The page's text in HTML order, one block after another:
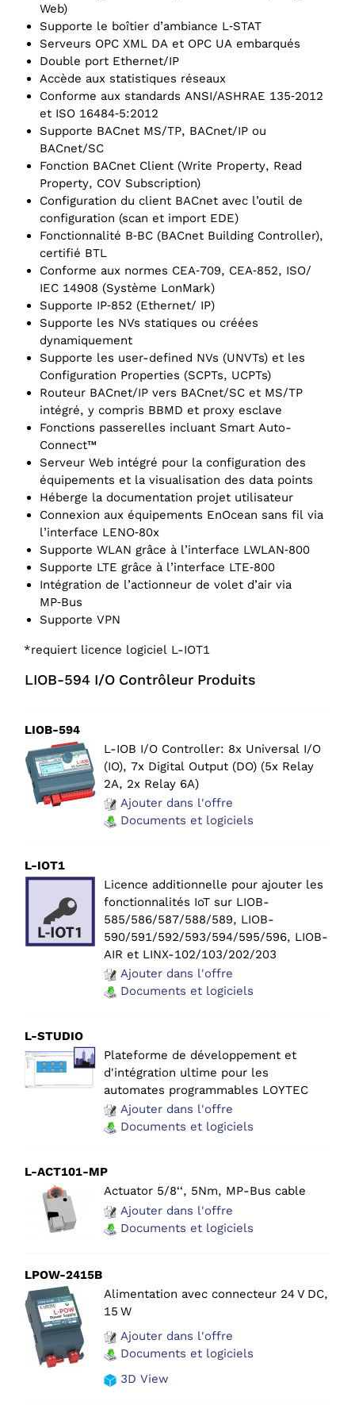
Web)
Supporte le boîtier d’ambiance L‑STAT
Serveurs OPC XML DA et OPC UA embarqués
Double port Ethernet/IP
Accède aux statistiques réseaux
Conforme aux standards ANSI/ASHRAE 135‑2012
et ISO 16484‑5:2012
Supporte BACnet MS/TP, BACnet/IP ou
BACnet/SC
Fonction BACnet Client (Write Property, Read
Property, COV Subscription)
Configuration du client BACnet avec l’outil de
configuration (scan et import EDE)
Fonctionnalité B‑BC (BACnet Building Controller),
certifié BTL
Conforme aux normes CEA‑709, CEA‑852, ISO/
IEC 14908 (Système LonMark)
Supporte IP‑852 (Ethernet/ IP)
Supporte les NVs statiques ou créées
dynamiquement
Supporte les user-defined NVs (UNVTs) et les
Configuration Properties (SCPTs, UCPTs)
Routeur BACnet/IP vers BACnet/SC et MS/TP
intégré, y compris BBMD et proxy esclave
Fonctions passerelles incluant Smart Auto-
Connect™
Serveur Web intégré pour la configuration des
équipements et la visualisation des data points
Héberge la documentation projet utilisateur
Connexion aux équipements EnOcean sans fil via
l’interface LENO‑80x
Supporte WLAN grâce à l’interface LWLAN‑800
Supporte LTE grâce à l’interface LTE‑800
Intégration de l’actionneur de volet d’air via
MP‑Bus
Supporte VPN
*requiert licence logiciel L-IOT1
LIOB-594 I/O Contrôleur Produits
LIOB-594
L-IOB I/O Controller: 8x Universal I/O
(IO), 7x Digital Output (DO) (5x Relay
2A, 2x Relay 6A)
Ajouter dans l'offre
Documents et logiciels
L-IOT1
Licence additionnelle pour ajouter les
fonctionnalités IoT sur LIOB-
585/586/587/588/589, LIOB-
590/591/592/593/594/595/596, LIOB-
AIR et LINX-102/103/202/203
Ajouter dans l'offre
Documents et logiciels
L-STUDIO
Plateforme de développement et
d'intégration ultime pour les
automates programmables LOYTEC
Ajouter dans l'offre
Documents et logiciels
L-ACT101-MP
Actuator 5/8‘‘, 5Nm, MP-Bus cable
Ajouter dans l'offre
Documents et logiciels
LPOW-2415B
Alimentation avec connecteur 24 V DC,
15 W
Ajouter dans l'offre
Documents et logiciels
3D View